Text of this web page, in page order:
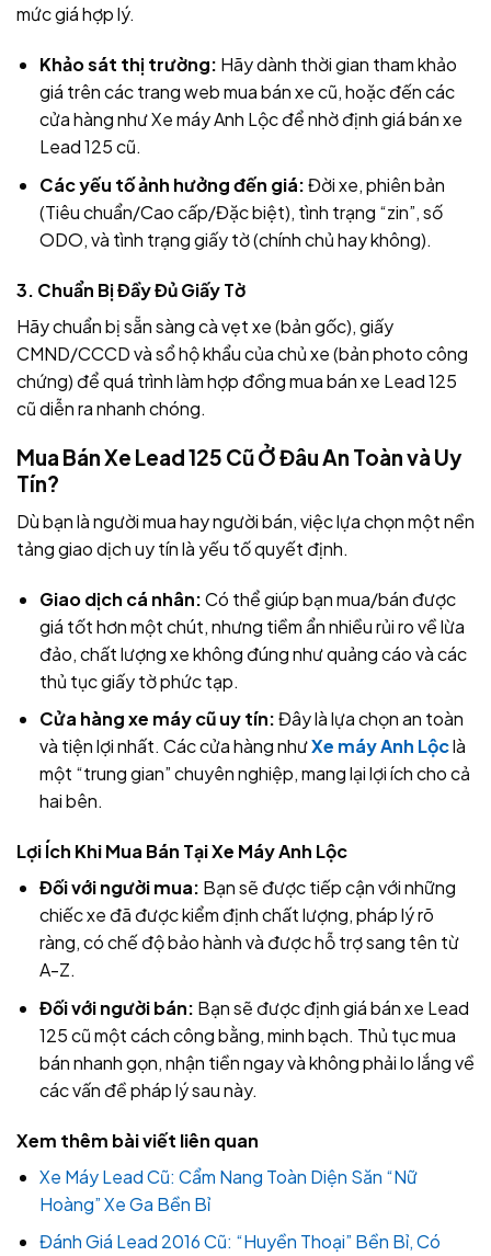
mức giá hợp lý.
Khảo sát thị trường: Hãy dành thời gian tham khảo
giá trên các trang web mua bán xe cũ, hoặc đến các
cửa hàng như Xe máy Anh Lộc để nhờ định giá bán xe
Lead 125 cũ.
Các yếu tố ảnh hưởng đến giá:Đời xe, phiên bản
(Tiêu chuẩn/Cao cấp/Đặc biệt), tình trạng “zin”, số
ODO, và tình trạng giấy tờ (chính chủ hay không).
3. Chuẩn Bị Đầy Đủ Giấy Tờ
Hãy chuẩn bị sẵn sàng cà vẹt xe (bản gốc), giấy
CMND/CCCD và sổ hộ khẩu của chủ xe (bản photo công
chứng) để quá trình làm hợp đồng mua bán xe Lead 125
cũ diễn ra nhanh chóng.
Mua Bán Xe Lead 125 Cũ Ở Đâu An Toàn và Uy
Tín?
Dù bạn là người mua hay người bán, việc lựa chọn một nền
tảng giao dịch uy tín là yếu tố quyết định.
Giao dịch cá nhân:Có thể giúp bạn mua/bán được
giá tốt hơn một chút, nhưng tiềm ẩn nhiều rủi ro về lừa
đảo, chất lượng xe không đúng như quảng cáo và các
thủ tục giấy tờ phức tạp.
Cửa hàng xe máy cũ uy tín:Đây là lựa chọn an toàn
và tiện lợi nhất. Các cửa hàng nhưXe máy Anh Lộclà
một “trung gian” chuyên nghiệp, mang lại lợi ích cho cả
hai bên.
Lợi Ích Khi Mua Bán Tại Xe Máy Anh Lộc
Đối với người mua: Bạn sẽ được tiếp cận với những
chiếc xe đã được kiểm định chất lượng, pháp lý rõ
ràng, có chế độ bảo hành và được hỗ trợ sang tên từ
A-Z.
Đối với người bán: Bạn sẽ được định giá bán xe Lead
125 cũ một cách công bằng, minh bạch. Thủ tục mua
bán nhanh gọn, nhận tiền ngay và không phải lo lắng về
các vấn đề pháp lý sau này.
Xem thêm bài viết liên quan
Xe Máy Lead Cũ: Cẩm Nang Toàn Diện Săn “Nữ
Hoàng” Xe Ga Bền Bỉ
Đánh Giá Lead 2016 Cũ: “Huyền Thoại” Bền Bỉ, Có